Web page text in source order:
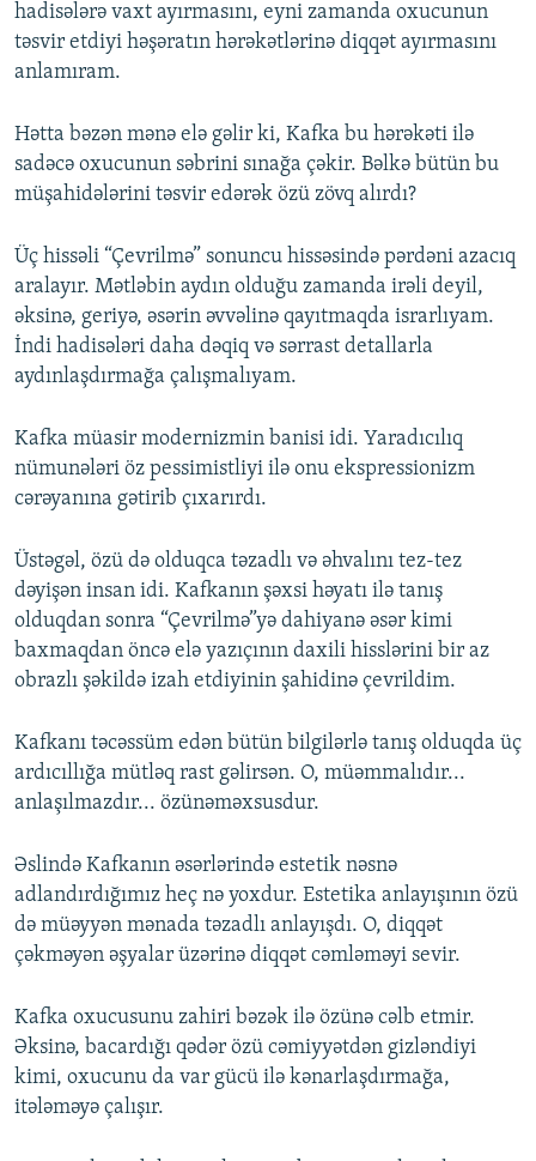
hadisələrə vaxt ayırmasını, eyni zamanda oxucunun
təsvir etdiyi həşəratın hərəkətlərinə diqqət ayırmasını
anlamıram.
Hətta bəzən mənə elə gəlir ki, Kafka bu hərəkəti ilə
sadəcə oxucunun səbrini sınağa çəkir. Bəlkə bütün bu
müşahidələrini təsvir edərək özü zövq alırdı?
Üç hissəli “Çevrilmə” sonuncu hissəsində pərdəni azacıq
aralayır. Mətləbin aydın olduğu zamanda irəli deyil,
əksinə, geriyə, əsərin əvvəlinə qayıtmaqda israrlıyam.
İndi hadisələri daha dəqiq və sərrast detallarla
aydınlaşdırmağa çalışmalıyam.
Kafka müasir modernizmin banisi idi. Yaradıcılıq
nümunələri öz pessimistliyi ilə onu ekspressionizm
cərəyanına gətirib çıxarırdı.
Üstəgəl, özü də olduqca təzadlı və əhvalını tez-tez
dəyişən insan idi. Kafkanın şəxsi həyatı ilə tanış
olduqdan sonra “Çevrilmə”yə dahiyanə əsər kimi
baxmaqdan öncə elə yazıçının daxili hisslərini bir az
obrazlı şəkildə izah etdiyinin şahidinə çevrildim.
Kafkanı təcəssüm edən bütün bilgilərlə tanış olduqda üç
ardıcıllığa mütləq rast gəlirsən. O, müəmmalıdır...
anlaşılmazdır... özünəməxsusdur.
Əslində Kafkanın əsərlərində estetik nəsnə
adlandırdığımız heç nə yoxdur. Estetika anlayışının özü
də müəyyən mənada təzadlı anlayışdı. O, diqqət
çəkməyən əşyalar üzərinə diqqət cəmləməyi sevir.
Kafka oxucusunu zahiri bəzək ilə özünə cəlb etmir.
Əksinə, bacardığı qədər özü cəmiyyətdən gizləndiyi
kimi, oxucunu da var gücü ilə kənarlaşdırmağa,
itələməyə çalışır.